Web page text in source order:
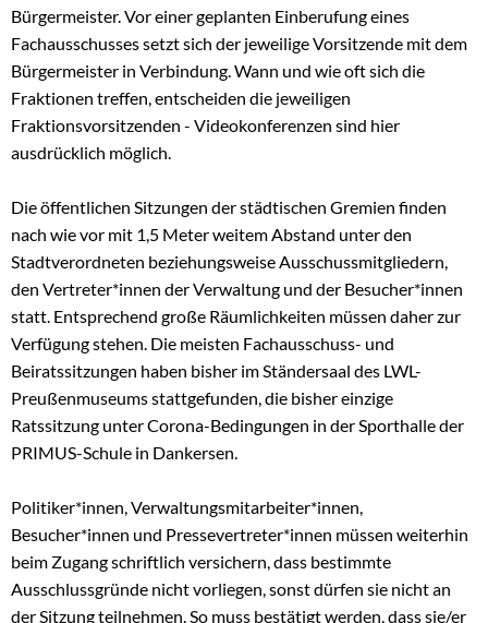
Bürgermeister. Vor einer geplanten Einberufung eines
Fachausschusses setzt sich der jeweilige Vorsitzende mit dem
Bürgermeister in Verbindung. Wann und wie oft sich die
Fraktionen treffen, entscheiden die jeweiligen
Fraktionsvorsitzenden - Videokonferenzen sind hier
ausdrücklich möglich.
Die öffentlichen Sitzungen der städtischen Gremien finden
nach wie vor mit 1,5 Meter weitem Abstand unter den
Stadtverordneten beziehungsweise Ausschussmitgliedern,
den Vertreter*innen der Verwaltung und der Besucher*innen
statt. Entsprechend große Räumlichkeiten müssen daher zur
Verfügung stehen. Die meisten Fachausschuss- und
Beiratssitzungen haben bisher im Ständersaal des LWL-
Preußenmuseums stattgefunden, die bisher einzige
Ratssitzung unter Corona-Bedingungen in der Sporthalle der
PRIMUS-Schule in Dankersen.
Politiker*innen, Verwaltungsmitarbeiter*innen,
Besucher*innen und Pressevertreter*innen müssen weiterhin
beim Zugang schriftlich versichern, dass bestimmte
Ausschlussgründe nicht vorliegen, sonst dürfen sie nicht an
der Sitzung teilnehmen. So muss bestätigt werden, dass sie/er